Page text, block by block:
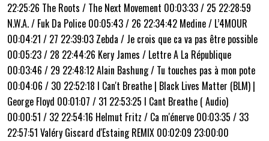
22:25:26 The Roots / The Next Movement 00:03:33 / 25 22:28:59
N.W.A. / Fuk Da Police 00:05:43 / 26 22:34:42 Medine / L’4MOUR
00:04:21 / 27 22:39:03 Zebda / Je crois que ca va pas être possible
00:05:23 / 28 22:44:26 Kery James / Lettre A La République
00:03:46 / 29 22:48:12 Alain Bashung / Tu touches pas à mon pote
00:04:06 / 30 22:52:18 I Can't Breathe | Black Lives Matter (BLM) |
George Floyd 00:01:07 / 31 22:53:25 I Cant Breathe ( Audio)
00:00:51 / 32 22:54:16 Helmut Fritz / Ca m'énerve 00:03:35 / 33
22:57:51 Valéry Giscard d'Estaing REMIX 00:02:09 23:00:00